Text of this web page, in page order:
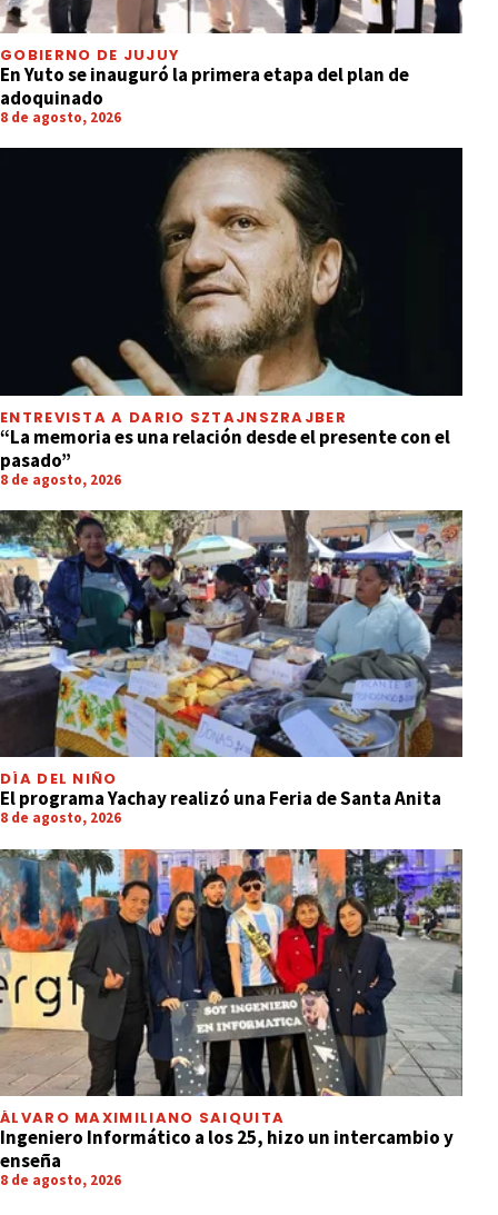
GOBIERNO DE JUJUY
En Yuto se inauguró la primera etapa del plan de
adoquinado
8 de agosto, 2026
ENTREVISTA A DARIO SZTAJNSZRAJBER
“La memoria es una relación desde el presente con el
pasado”
8 de agosto, 2026
DÍA DEL NIÑO
El programa Yachay realizó una Feria de Santa Anita
8 de agosto, 2026
ÁLVARO MAXIMILIANO SAIQUITA
Ingeniero Informático a los 25, hizo un intercambio y
enseña
8 de agosto, 2026